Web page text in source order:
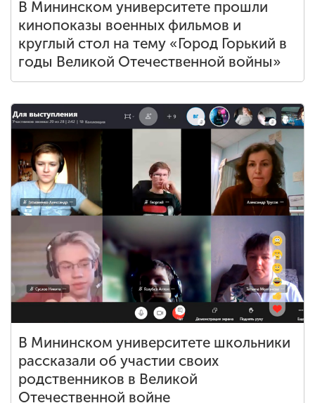
В Мининском университете прошли
кинопоказы военных фильмов и
круглый стол на тему «Город Горький в
годы Великой Отечественной войны»
В Мининском университете школьники
рассказали об участии своих
родственников в Великой
Отечественной войне